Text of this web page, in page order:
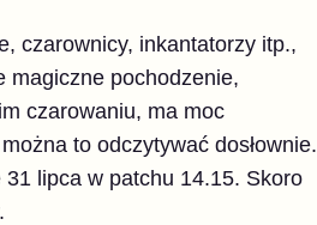
czarownicy, inkantatorzy itp.,
magiczne pochodzenie,
czarowaniu, ma moc
to odczytywać dosłownie.
31 lipca w patchu 14.15. Skoro